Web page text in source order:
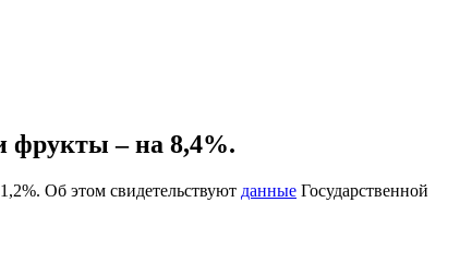
фрукты – на 8,4%.
Об этом свидетельствуют данные Государственной